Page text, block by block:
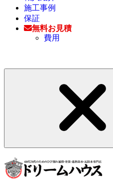
施工事例
保証
無料お見積
費用